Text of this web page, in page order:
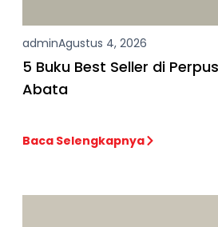
adminAgustus 4, 2026
5 Buku Best Seller di
Abata
Baca Selengkapnya